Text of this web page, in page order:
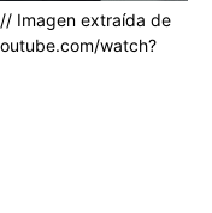
Imagen extraída de
watch?